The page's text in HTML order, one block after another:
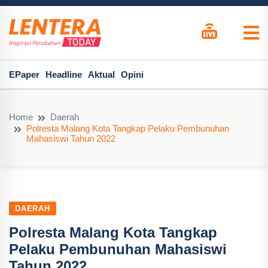
EPaper Headline Aktual Opini
Home
Daerah
Polresta Malang Kota Tangkap Pelaku Pembunuhan
Mahasiswi Tahun 2022
DAERAH
Polresta Malang Kota Tangkap
Pelaku Pembunuhan Mahasiswi